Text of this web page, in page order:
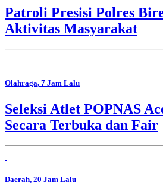
Patroli Presisi Polres
Aktivitas Masyarakat
Olahraga, 7 Jam Lalu
Seleksi Atlet POPNAS
Secara Terbuka dan Fair
Daerah, 20 Jam Lalu